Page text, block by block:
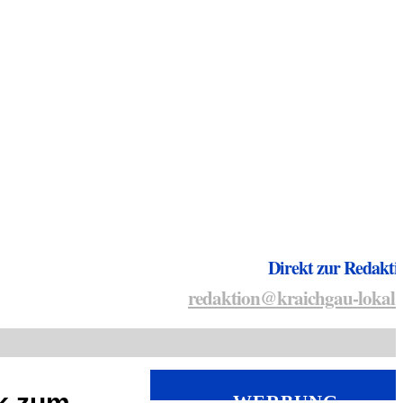
Direkt zur
redaktion@kraichgau-